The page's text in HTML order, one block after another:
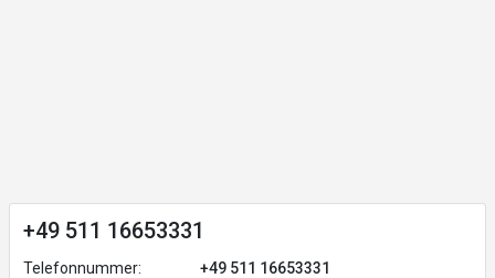
+49 511 16653331
Telefonnummer:
+49 511 16653331